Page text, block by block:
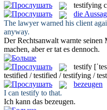
testifying
die
The lawyer warned his client
anyway.
Der Rechtsanwalt warnte seinen
machen, aber er tat es dennoch.
testify
testified / testified / testifying /
bezeugen
I can testify to that.
Ich kann das bezeugen.